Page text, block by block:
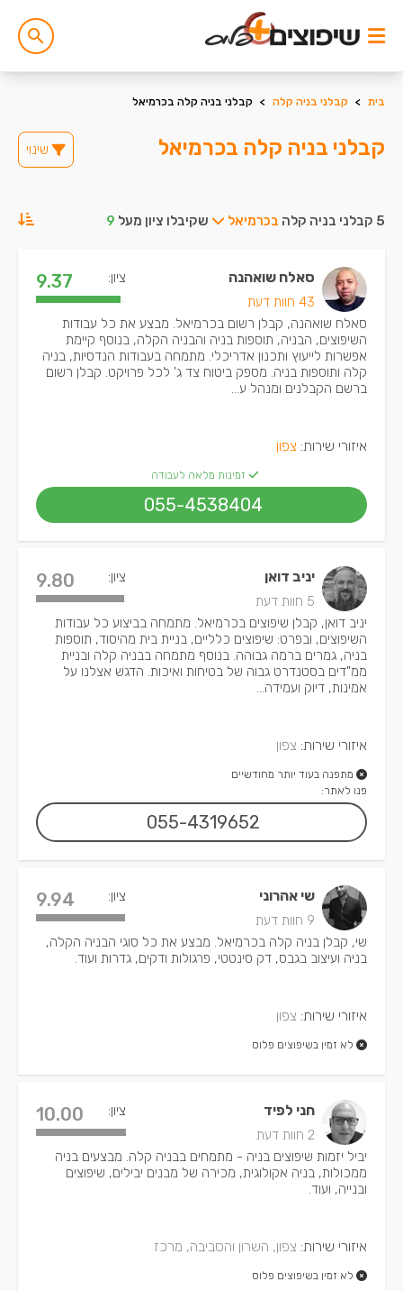
בית > קבלני בניה קלה > קבלני בניה קלה בכרמיאל
קבלני בניה קלה בכרמיאל שינוי
5 קבלני בניה קלה בכרמיאל שקיבלו ציון מעל 9
סאלח שואהנה
43 חוות דעת
ציון: 9.37
סאלח שואהנה, קבלן רשום בכרמיאל. מבצע את כל עבודות
השיפוצים, הבניה, תוספות בניה והבניה הקלה, בנוסף קיימת
אפשרות לייעוץ ותכנון אדריכלי. מתמחה בעבודות הנדסיות, בניה
קלה ותוספות בניה. מספק ביטוח צד ג' לכל פרויקט. קבלן רשום
ברשם הקבלנים ומנהל ע...
איזורי שירות: צפון
זמינות מלאה לעבודה
055-4538404
יניב דואן
5 חוות דעת
ציון: 9.80
יניב דואן, קבלן שיפוצים בכרמיאל. מתמחה בביצוע כל עבודות
השיפוצים, ובפרט: שיפוצים כלליים, בניית בית מהיסוד, תוספות
בניה, גמרים ברמה גבוהה. בנוסף מתמחה בבניה קלה ובניית
ממ"דים בסטנדרט גבוה של בטיחות ואיכות. הדגש אצלנו על
אמינות, דיוק ועמידה...
איזורי שירות: צפון
מתפנה בעוד יותר מחודשיים
פנו לאתר:
055-4319652
שי אהרוני
9 חוות דעת
ציון: 9.94
שי, קבלן בניה קלה בכרמיאל. מבצע את כל סוגי הבניה הקלה,
בניה ועיצוב בגבס, דק סינטטי, פרגולות ודקים, גדרות ועוד.
איזורי שירות: צפון
לא זמין בשיפוצים פלוס
חני לפיד
2 חוות דעת
ציון: 10.00
יביל יזמות שיפוצים בניה - מתמחים בבניה קלה. מבצעים בניה
ממכולות, בניה אקולוגית, מכירה של מבנים יבילים, שיפוצים
ובנייה, ועוד.
איזורי שירות: צפון, השרון והסביבה, מרכז
לא זמין בשיפוצים פלוס